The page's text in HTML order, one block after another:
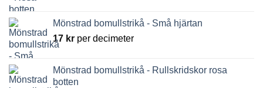
Mönstrad bomullstrikå - Små hjärtan
17 kr per decimeter
Mönstrad bomullstrikå - Rullskridskor rosa
botten